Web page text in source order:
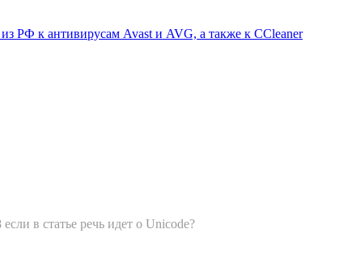
из РФ к антивирусам Avast и AVG, а также к CCleaner
в статье речь идет о Unicode?